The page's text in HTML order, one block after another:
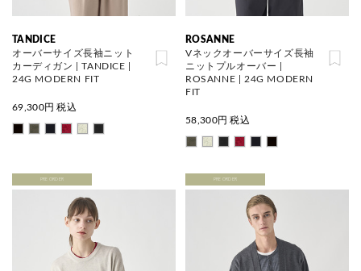
TANDICE
オーバーサイズ長袖ニット
カーディガン | TANDICE |
24G MODERN FIT
69,300円 税込
ROSANNE
Vネックオーバーサイズ長袖
ニットプルオーバー |
ROSANNE | 24G MODERN
FIT
58,300円 税込
PRE ORDER PRE ORDER